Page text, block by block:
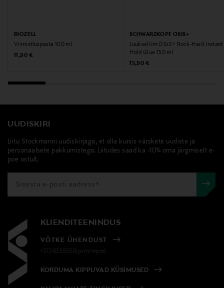
BIOZELL
Viimistluspasta 100 ml
Original Price
11,90 €
SCHWARZKOPF OSIS+
Juukseliim OSiS+ Rock-Hard Instant
Hold Glue 150 ml
Original Price
15,90 €
UUDISKIRI
Liitu Stockmanni uudiskirjaga, et olla kursis värskete uudiste ja
personaalsete pakkumistega. Liitudes saad ka -10% oma järgmiselt e-
poe ostult.
KLIENDITEENINDUS
VÕTKE ÜHENDUST
+372 6339539(pvm/mpm)
KORDUMA KIPPUVAD KÜSIMUSED